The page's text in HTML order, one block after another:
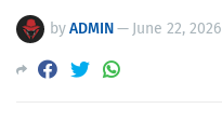
byADMIN— June 22, 2026